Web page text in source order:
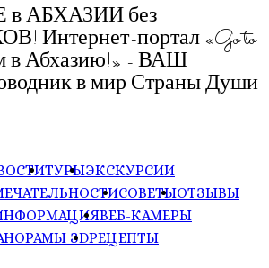
АБХАЗИИ без
Интернет-портал «Go to
в Абхазию!» - ВАШ
в мир Страны Души
ТУРЫЭКСКУРСИИ
СОВЕТЫОТЗЫВЫ
ВЕБ-КАМЕРЫ
ЗDРЕЦЕПТЫ